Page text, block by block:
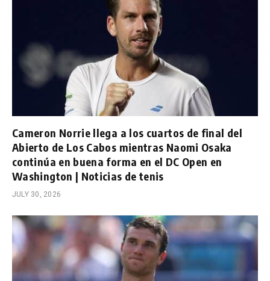
Cameron Norrie llega a los cuartos de final del
Abierto de Los Cabos mientras Naomi Osaka
continúa en buena forma en el DC Open en
Washington | Noticias de tenis
JULY 30, 2026